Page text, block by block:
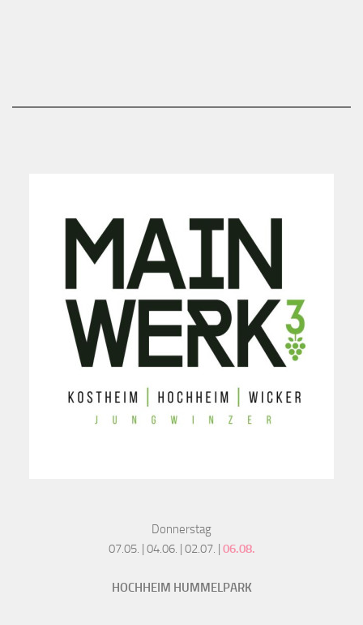
Donnerstag
07.05. | 04.06. | 02.07. | 06.08.
HOCHHEIM HUMMELPARK